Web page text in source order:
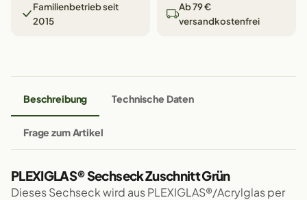
Familienbetrieb seit
2015
Ab 79 €
versandkostenfrei
Beschreibung Technische Daten
Frage zum Artikel
PLEXIGLAS® Sechseck Zuschnitt Grün
Dieses Sechseck wird aus PLEXIGLAS®/Acrylglas per